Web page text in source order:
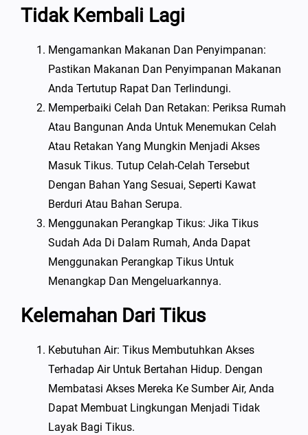
Tidak Kembali Lagi
Mengamankan Makanan Dan Penyimpanan:
Pastikan Makanan Dan Penyimpanan Makanan
Anda Tertutup Rapat Dan Terlindungi.
Memperbaiki Celah Dan Retakan: Periksa Rumah
Atau Bangunan Anda Untuk Menemukan Celah
Atau Retakan Yang Mungkin Menjadi Akses
Masuk Tikus. Tutup Celah-Celah Tersebut
Dengan Bahan Yang Sesuai, Seperti Kawat
Berduri Atau Bahan Serupa.
Menggunakan Perangkap Tikus: Jika Tikus
Sudah Ada Di Dalam Rumah, Anda Dapat
Menggunakan Perangkap Tikus Untuk
Menangkap Dan Mengeluarkannya.
Kelemahan Dari Tikus
Kebutuhan Air: Tikus Membutuhkan Akses
Terhadap Air Untuk Bertahan Hidup. Dengan
Membatasi Akses Mereka Ke Sumber Air, Anda
Dapat Membuat Lingkungan Menjadi Tidak
Layak Bagi Tikus.